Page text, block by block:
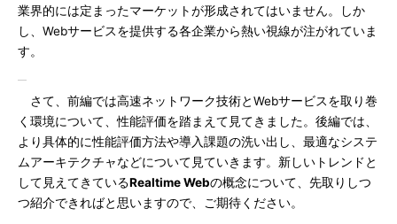
業界的には定まったマーケットが形成されてはいません。しか
し、Webサービスを提供する各企業から熱い視線が注がれていま
す。
さて、前編では高速ネットワーク技術とWebサービスを取り巻
く環境について、性能評価を踏まえて見てきました。後編では、
より具体的に性能評価方法や導入課題の洗い出し、最適なシステ
ムアーキテクチャなどについて見ていきます。新しいトレンドと
して見えてきているRealtime Webの概念について、先取りしつ
つ紹介できればと思いますので、ご期待ください。